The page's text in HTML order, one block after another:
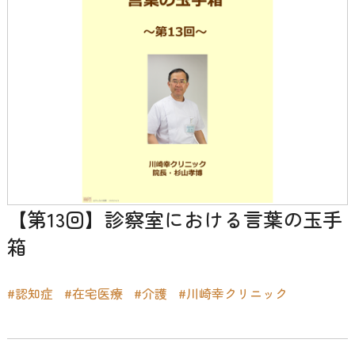
【第13回】診察室における言葉の玉手
箱
#認知症 #在宅医療 #介護 #川崎幸クリニック